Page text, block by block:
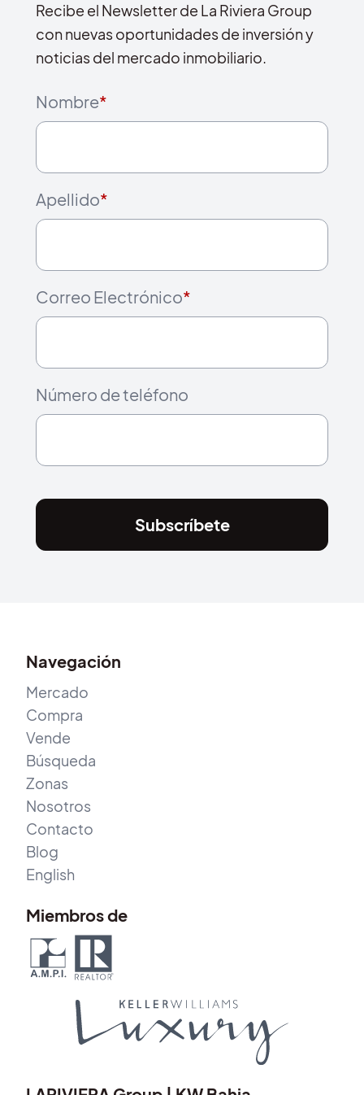
Recibe el Newsletter de La Riviera Group
con nuevas oportunidades de inversión y
noticias del mercado inmobiliario.
Nombre*
Apellido*
Correo Electrónico*
Número de teléfono
Subscríbete
Navegación
Mercado
Compra
Vende
Búsqueda
Zonas
Nosotros
Contacto
Blog
English
Miembros de